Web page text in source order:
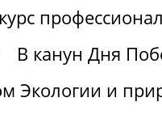
В канун Дня
Экологии и